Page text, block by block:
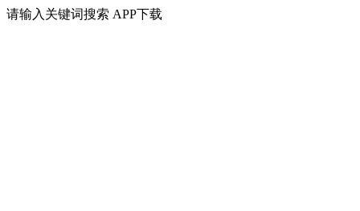
请输入关键词搜索 APP下载